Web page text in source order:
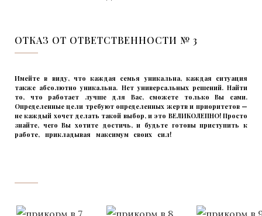
ОТКАЗ ОТ ОТВЕТСТВЕННОСТИ № 3
Имейте в виду, что каждая семья уникальна, каждая ситуация
также абсолютно уникальна. Нет универсальных решений. Найти
то, что работает лучше для Вас, сможете только Вы сами.
Определенные цели требуют определенных жертв и приоритетов —
не каждый хочет делать такой выбор, и это ВЕЛИКОЛЕПНО! Просто
знайте, чего Вы хотите достичь, и будьте готовы приступить к
работе, прикладывая максимум своих сил!